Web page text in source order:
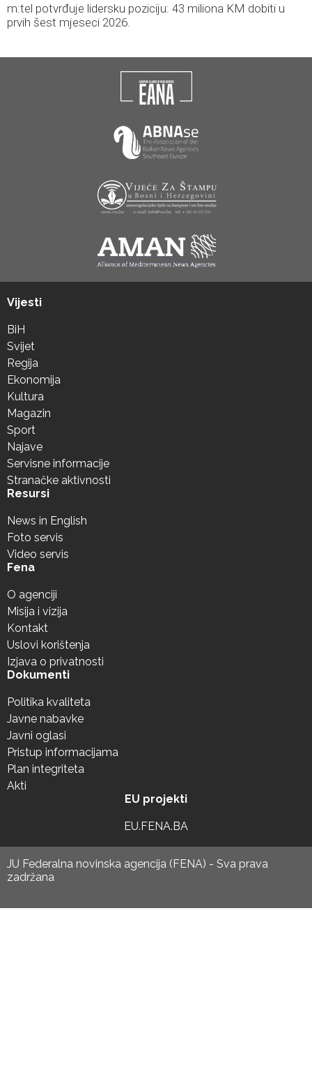
m:tel potvrđuje lidersku poziciju: 43 miliona KM dobiti u
prvih šest mjeseci 2026.
Vijesti
BiH
Svijet
Regija
Ekonomija
Kultura
Magazin
Sport
Najave
Servisne informacije
Stranačke aktivnosti
Resursi
News in English
Foto servis
Video servis
Fena
O agenciji
Misija i vizija
Kontakt
Uslovi korištenja
Izjava o privatnosti
Dokumenti
Politika kvaliteta
Javne nabavke
Javni oglasi
Pristup informacijama
Plan integriteta
Akti
EU projekti
EU.FENA.BA
JU Federalna novinska agencija (FENA) - Sva prava
zadržana